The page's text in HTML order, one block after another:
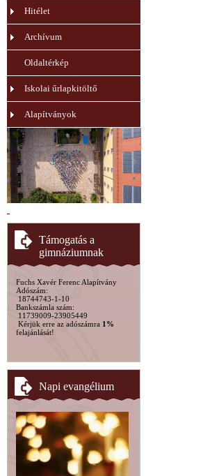
Hitélet
Archívum
Oldaltérkép
Iskolai űrlapkitöltő
Alapítványok
Támogatás a
gimnáziumnak
Fuchs Xavér Ferenc Alapítvány
Adószám:
18744743-1-10
Bankszámla szám:
11739009-23905449
Kérjük erre az adószámra 1%
felajánlását!
Napi evangélium